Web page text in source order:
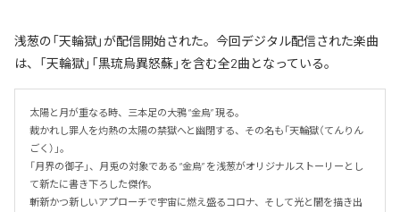
浅葱の「天輪獄」が配信開始された。今回デジタル配信された楽曲
は、「天輪獄」「黒琉烏異怒蘇」を含む全2曲となっている。
太陽と月が重なる時、三本足の大鴉 “金烏” 現る。
裁かれし罪人を灼熱の太陽の禁獄へと幽閉する、その名も「天輪獄（てんりん
ごく）」。
「月界の御子」、月兎の対象である “金烏” を浅葱がオリジナルストーリーとし
て新たに書き下ろした傑作。
斬新かつ新しいアプローチで宇宙に燃え盛るコロナ、そして光と闇を描き出